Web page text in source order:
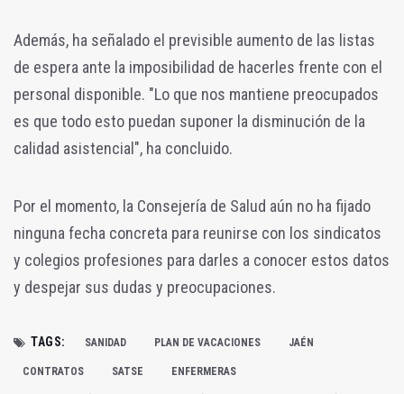
Además, ha señalado el previsible aumento de las listas
de espera ante la imposibilidad de hacerles frente con el
personal disponible. "Lo que nos mantiene preocupados
es que todo esto puedan suponer la disminución de la
calidad asistencial", ha concluido.
Por el momento, la Consejería de Salud aún no ha fijado
ninguna fecha concreta para reunirse con los sindicatos
y colegios profesiones para darles a conocer estos datos
y despejar sus dudas y preocupaciones.
TAGS: SANIDAD PLAN DE VACACIONES JAÉN
CONTRATOS SATSE ENFERMERAS